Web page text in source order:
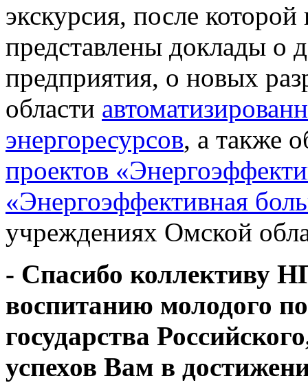
экскурсия, после
представлены доклады о
предприятия, о новых
области
энергоресурсов, а также
проектов
«Энергоэффективная
учреждениях Омской
- Спасибо коллективу
воспитанию молодого
государства
успехов Вам в